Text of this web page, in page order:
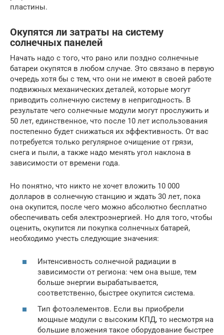
пластины.
Окупятся ли затраты на систему
солнечных панелей
Начать надо с того, что рано или поздно солнечные
батареи окупятся в любом случае. Это связано в первую
очередь хотя бы с тем, что они не имеют в своей работе
подвижных механических деталей, которые могут
приводить солнечную систему в непригодность. В
результате чего солнечные модули могут прослужить и
50 лет, единственное, что после 10 лет использования
постепенно будет снижаться их эффективность. От вас
потребуется только регулярное очищение от грязи,
снега и пыли, а также надо менять угол наклона в
зависимости от времени года.
Но понятно, что никто не хочет вложить 10 000
долларов в солнечную станцию и ждать 30 лет, пока
она окупится, после чего можно абсолютно бесплатно
обеспечивать себя электроэнергией. Но для того, чтобы
оценить, окупится ли покупка солнечных батарей,
необходимо учесть следующие значения:
Интенсивность солнечной радиации в
зависимости от региона: чем она выше, тем
больше энергии вырабатывается,
соответственно, быстрее окупится система.
Тип фотоэлементов. Если вы приобрели
мощные модули с высоким КПД, то несмотря на
большие вложения такое оборудование быстрее